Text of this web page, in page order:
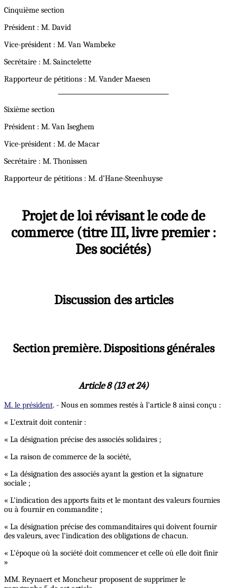
Cinquième section
Président : M. David
Vice-président : M. Van Wambeke
Secrétaire : M. Sainctelette
Rapporteur de pétitions : M. Vander Maesen
Sixième section
Président : M. Van Iseghem
Vice-président : M. de Macar
Secrétaire : M. Thonissen
Rapporteur de pétitions : M. d’Hane-Steenhuyse
Projet de loi révisant le code de
commerce (titre III, livre premier :
Des sociétés)
Discussion des articles
Section première. Dispositions générales
Article 8 (13 et 24)
M. le président. - Nous en sommes restés à l'article 8 ainsi conçu :
« L'extrait doit contenir :
« La désignation précise des associés solidaires ;
« La raison de commerce de la société,
« La désignation des associés ayant la gestion et la signature
sociale ;
« L'indication des apports faits et le montant des valeurs fournies
ou à fournir en commandite ;
« La désignation précise des commanditaires qui doivent fournir
des valeurs, avec l'indication des obligations de chacun.
« L'époque où la société doit commencer et celle où elle doit finir
»
MM. Reynaert et Moncheur proposent de supprimer le